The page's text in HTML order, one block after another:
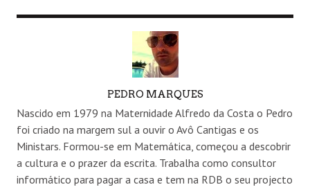
PEDRO MARQUES
Nascido em 1979 na Maternidade Alfredo da Costa o Pedro
foi criado na margem sul a ouvir o Avô Cantigas e os
Ministars. Formou-se em Matemática, começou a descobrir
a cultura e o prazer da escrita. Trabalha como consultor
informático para pagar a casa e tem na RDB o seu projecto